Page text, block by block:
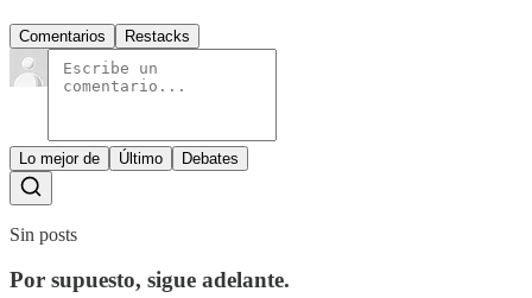
Comentarios Restacks
Lo mejor de Último Debates
Sin posts
Por supuesto, sigue adelante.